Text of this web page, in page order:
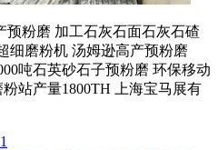
预粉磨 加工石灰石面石灰石碴
细磨粉机 汤姆逊高产预粉磨
吨石英砂石子预粉磨 环保移动
站产量1800TH 上海宝马展有